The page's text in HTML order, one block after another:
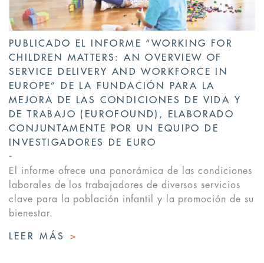
PUBLICADO EL INFORME “WORKING FOR
CHILDREN MATTERS: AN OVERVIEW OF
SERVICE DELIVERY AND WORKFORCE IN
EUROPE” DE LA FUNDACIÓN PARA LA
MEJORA DE LAS CONDICIONES DE VIDA Y
DE TRABAJO (EUROFOUND), ELABORADO
CONJUNTAMENTE POR UN EQUIPO DE
INVESTIGADORES DE EURO
El informe ofrece una panorámica de las condiciones
laborales de los trabajadores de diversos servicios
clave para la población infantil y la promoción de su
bienestar.
LEER MÁS >